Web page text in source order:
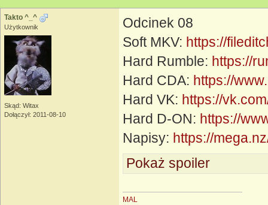
Takto ^_^
Użytkownik
Skąd: Witax
Dołączył: 2011-08-10
Odcinek 08
Soft MKV: https://
Hard Rumble: https://
Hard CDA: https://
Hard VK: https://
Hard D-ON: https://
Napisy: https://
Pokaż spoiler
MAL